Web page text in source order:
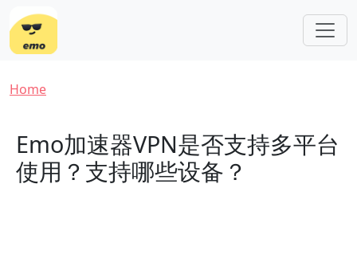
Breadcrumb
Home
Emo加速器VPN是否支持多平台
使用？支持哪些设备？